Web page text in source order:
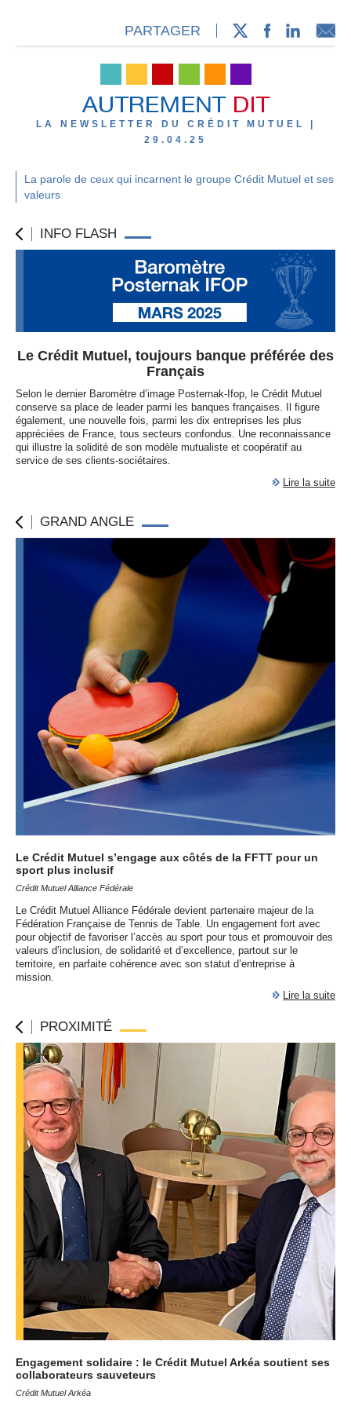
PARTAGER
LA NEWSLETTER DU CRÉDIT MUTUEL |
29.04.25
La parole de ceux qui incarnent le groupe Crédit Mutuel et ses
valeurs
INFO FLASH
Le Crédit Mutuel, toujours banque préférée des
Français
Selon le dernier Baromètre d’image Posternak-Ifop, le Crédit Mutuel
conserve sa place de leader parmi les banques françaises. Il figure
également, une nouvelle fois, parmi les dix entreprises les plus
appréciées de France, tous secteurs confondus. Une reconnaissance
qui illustre la solidité de son modèle mutualiste et coopératif au
service de ses clients-sociétaires.
Lire la suite
GRAND ANGLE
Le Crédit Mutuel s’engage aux côtés de la FFTT pour un
sport plus inclusif
Crédit Mutuel Alliance Fédérale
Le Crédit Mutuel Alliance Fédérale devient partenaire majeur de la
Fédération Française de Tennis de Table. Un engagement fort avec
pour objectif de favoriser l’accès au sport pour tous et promouvoir des
valeurs d’inclusion, de solidarité et d’excellence, partout sur le
territoire, en parfaite cohérence avec son statut d’entreprise à
mission.
Lire la suite
PROXIMITÉ
Engagement solidaire : le Crédit Mutuel Arkéa soutient ses
collaborateurs sauveteurs
Crédit Mutuel Arkéa